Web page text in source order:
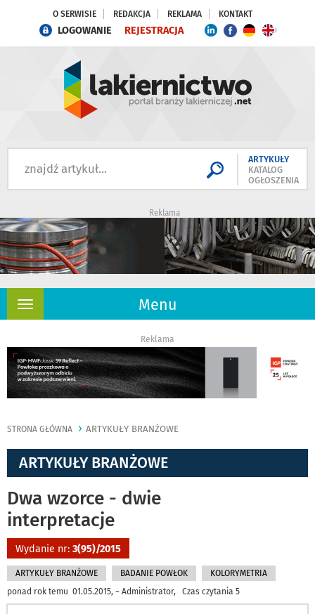
O SERWISIE REDAKCJA REKLAMA KONTAKT
LOGOWANIE REJESTRACJA
ARTYKUŁY
KATALOG
OGŁOSZENIA
Reklama
Menu
Rozwiń
Reklama
STRONA GŁÓWNA ARTYKUŁY BRANŻOWE
ARTYKUŁY BRANŻOWE
Dwa wzorce - dwie
interpretacje
Wydanie nr: 3(95)/2015
ARTYKUŁY BRANŻOWE BADANIE POWŁOK
KOLORYMETRIA
ponad rok temu 01.05.2015, ~ Administrator, Czas czytania 5